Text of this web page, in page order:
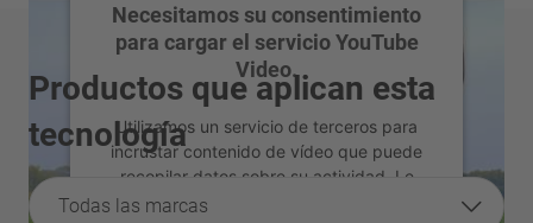
Necesitamos su consentimiento
para cargar el servicio YouTube
Video.
Utilizamos un servicio de terceros para
incrustar contenido de vídeo que puede
recopilar datos sobre su actividad. Le
rogamos que revise los detalles y acepte
Productos que aplican esta
tecnología
Todas las marcas